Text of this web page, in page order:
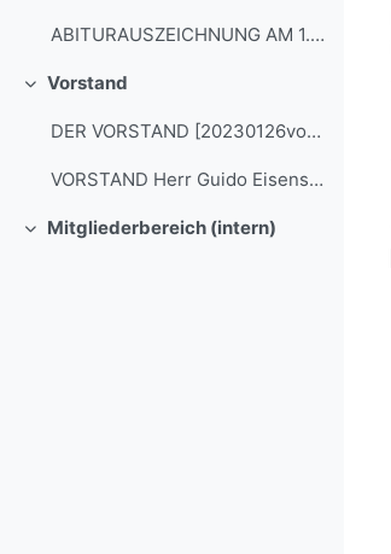
ABITURAUSZEICHNUNG AM 1. JULI 2023 [20230701abitur...
Einklappen
Vorstand
DER VORSTAND [20230126vorstand.jpg] Foto: privat G...
VORSTAND Herr Guido Eisenschmidt, 1. Vorsitzender ...
Einklappen
Mitgliederbereich (intern)